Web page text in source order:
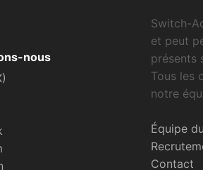
nous
Switch-
et peut
présents
Tous les
notre
Équipe
Contact